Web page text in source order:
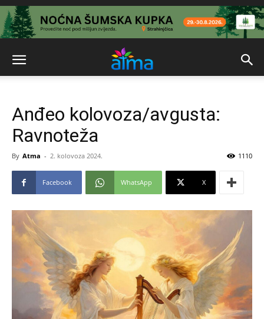
Anđeo kolovoza/avgusta:
Ravnoteža
By Atma - 2. kolovoza 2024. 1110
Facebook WhatsApp X